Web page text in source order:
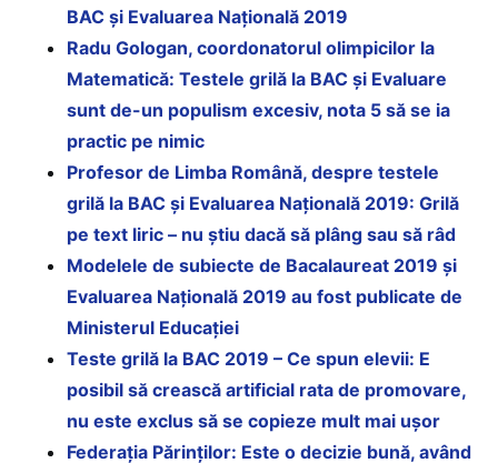
BAC și Evaluarea Națională 2019
Radu Gologan, coordonatorul olimpicilor la
Matematică: Testele grilă la BAC și Evaluare
sunt de-un populism excesiv, nota 5 să se ia
practic pe nimic
Profesor de Limba Română, despre testele
grilă la BAC și Evaluarea Națională 2019: Grilă
pe text liric – nu știu dacă să plâng sau să râd
Modelele de subiecte de Bacalaureat 2019 și
Evaluarea Națională 2019 au fost publicate de
Ministerul Educației
Teste grilă la BAC 2019 – Ce spun elevii: E
posibil să crească artificial rata de promovare,
nu este exclus să se copieze mult mai ușor
Federația Părinților: Este o decizie bună, având